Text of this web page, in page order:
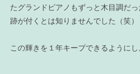
たグランドピアノもずっと木目調だ
跡が付くとは知りませんでした（笑）
この輝きを１年キープできるように